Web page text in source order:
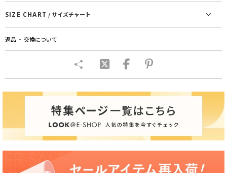
SIZE CHART / サイズチャート
返品 ・ 交換について